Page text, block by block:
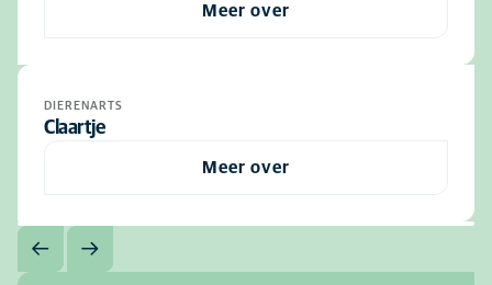
Meer over
DIERENARTS
Claartje
Meer over